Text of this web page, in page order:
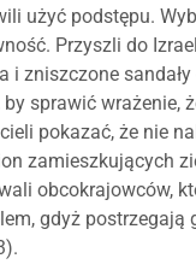
użyć podstępu.
Przyszli do
i zniszczone
sprawić wrażenie,
pokazać, że nie
zamieszkujących
obcokrajowców,
gdyż postrzegają